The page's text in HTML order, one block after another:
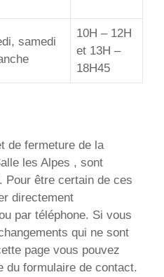
samedi
10H – 12H
et 13H –
18H45
de fermeture de la
les Alpes , sont
Pour être certain de ces
directement
par téléphone. Si vous
qui ne sont
page vous pouvez
du formulaire de contact.